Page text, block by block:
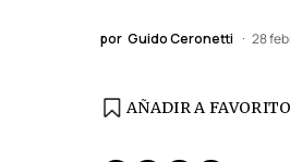
por Guido Ceronetti 28
AÑADIR A